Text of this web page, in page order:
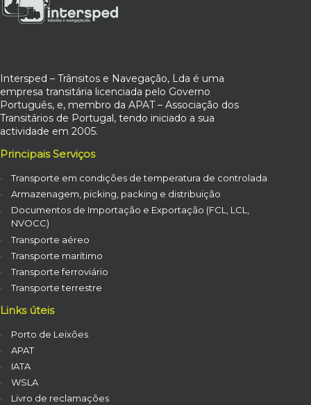
Intersped – Trânsitos e Navegação, Lda é uma
empresa transitária licenciada pelo Governo
Português, e, membro da APAT – Associação dos
Transitários de Portugal, tendo iniciado a sua
actividade em 2005.
Principais Serviços
Transporte em condições de temperatura de controlada
Armazenagem, picking, packing e distribuição
Documentos de Importação e Exportação (FCL, LCL,
NVOCC)
Transporte aéreo
Transporte marítimo
Transporte ferroviário
Transporte terrestre
Links úteis
Porto de Leixões
APAT
IATA
WSLA
Livro de reclamações